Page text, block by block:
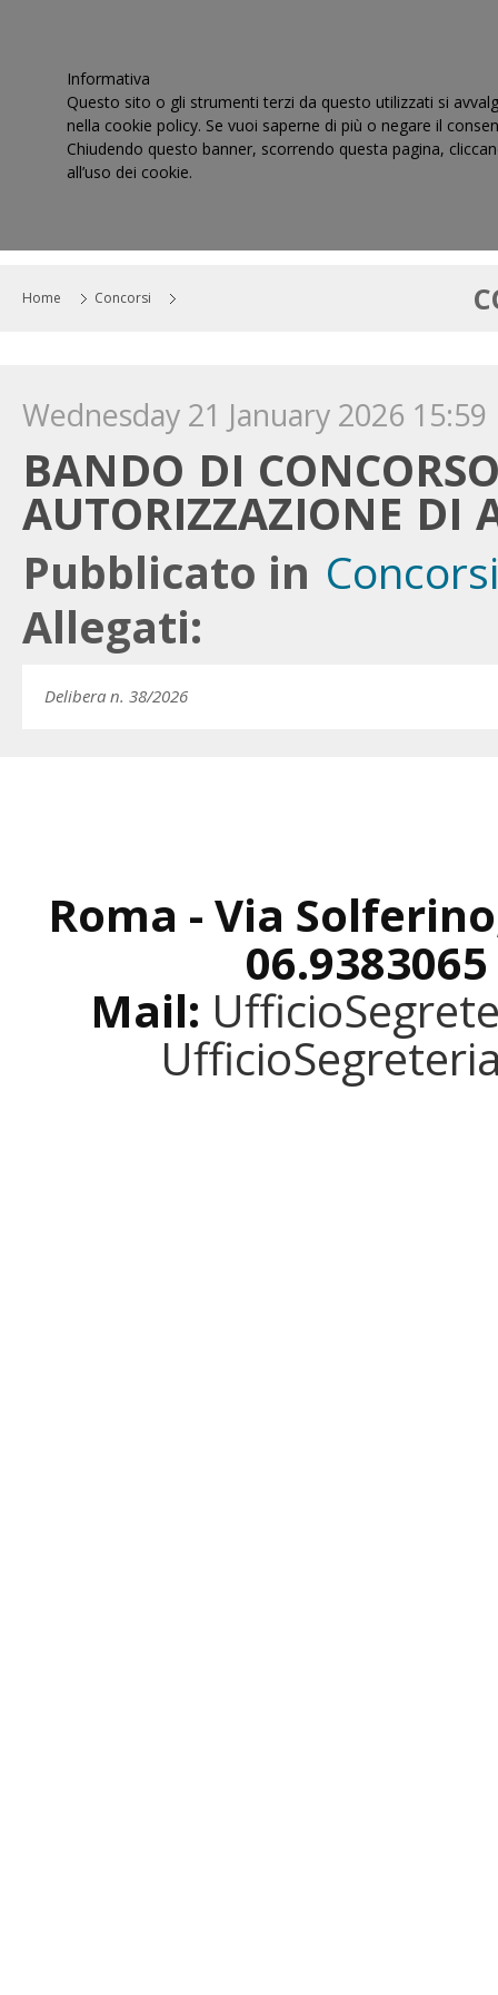
Home Concorsi
Wednesday 21 January 2026 15:59
BANDO DI
AUTORIZZAZIONE DI
Pubblicato in Concorsi
Allegati:
Delibera n. 38/2026
Roma - Via
Mail:
Informativa
Questo sito o gli strumenti terzi da questo utilizzati si
nella cookie policy. Se vuoi saperne di più o negare il
Chiudendo questo banner, scorrendo questa pagina,
all’uso dei cookie.